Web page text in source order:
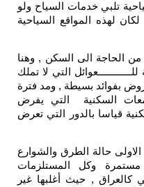
تلبي خدمات السياح ولو
لهذه المواقع السياحية
من الحاجة الى السكن , وهنا
التي لا تملك
بفوائد بسيطة , ومد فترة
السكنية التي يفرض
قياسا بالدور التي تعرض
حالة الطرق والشوارع
مستمرة وكل المستلزمات
كالعراق , حيث أغلبها غير